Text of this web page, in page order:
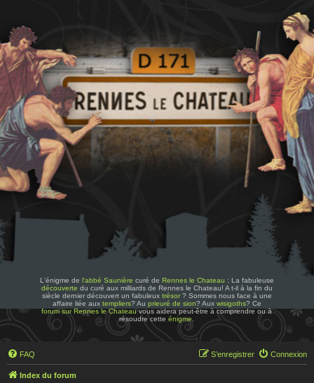
L'énigme de l'abbé Saunière curé de Rennes le Chateau : La fabuleuse
découverte du curé aux milliards de Rennes le Chateau! A t-il à la fin du
siècle dernier découvert un fabuleux trésor? Sommes nous face à une
affaire liée aux templiers? Au prieuré de sion? Aux wisigoths? Ce
forum sur Rennes le Chateauvous aidera peut-être à comprendre ou à
résoudre cetteénigme
FAQ Connexion
S’enregistrer
Index du forum